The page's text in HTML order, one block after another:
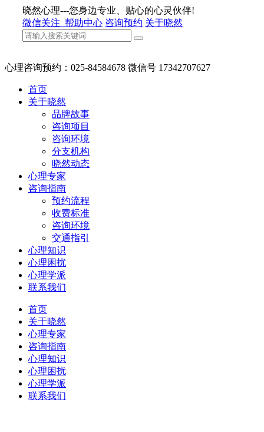
晓然心理---您身边专业、贴心的心灵伙伴!
微信关注 帮助中心 咨询预约 关于晓然
心理咨询预约：025-84584678 微信号 17342707627
首页
关于晓然
品牌故事
咨询项目
咨询环境
分支机构
晓然动态
心理专家
咨询指南
预约流程
收费标准
咨询环境
交通指引
心理知识
心理困扰
心理学派
联系我们
首页
关于晓然
心理专家
咨询指南
心理知识
心理困扰
心理学派
联系我们